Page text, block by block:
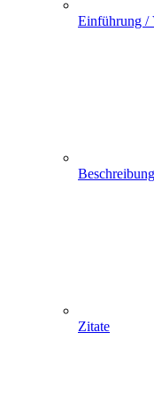
Einführung /
Beschreibung
Zitate